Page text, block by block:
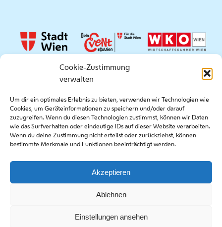
Cookie-Zustimmung
verwalten
Um dir ein optimales Erlebnis zu bieten, verwenden wir Technologien wie
Cookies, um Geräteinformationen zu speichern und/oder darauf
zuzugreifen. Wenn du diesen Technologien zustimmst, können wir Daten
wie das Surfverhalten oder eindeutige IDs auf dieser Website verarbeiten.
Wenn du deine Zustimmung nicht erteilst oder zurückziehst, können
bestimmte Merkmale und Funktionen beeinträchtigt werden.
Akzeptieren
Ablehnen
Einstellungen ansehen
Presse
Kontakt
Ausschreibungen
Copyright stadt wien marketing gmbh |
FacebookInstagram